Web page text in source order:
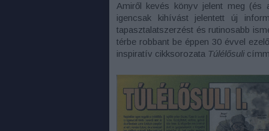
Amiről kevés könyv jelent meg (és
igencsak kihívást jelentett új
tapasztalatszerzést és rutinosabb
térbe robbant be éppen 30 évvel
inspiratív cikksorozata Túlélősuli